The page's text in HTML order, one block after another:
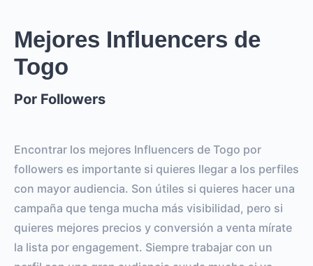
Mejores Influencers de
Togo
Por Followers
Encontrar los mejores Influencers de Togo por
followers es importante si quieres llegar a los perfiles
con mayor audiencia. Son útiles si quieres hacer una
campaña que tenga mucha más visibilidad, pero si
quieres mejores precios y conversión a venta mírate
la lista por engagement. Siempre trabajar con un